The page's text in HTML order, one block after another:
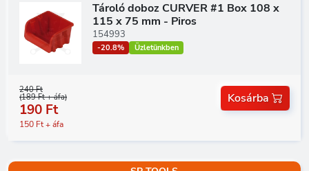
Tároló doboz CURVER #1 Box 108 x
115 x 75 mm - Piros
154993
-20.8% Üzletünkben
240 Ft
(189 Ft + áfa)
190 Ft
150 Ft + áfa
Kosárba